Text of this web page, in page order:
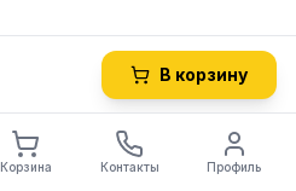
В корзину
Корзина Контакты Профиль